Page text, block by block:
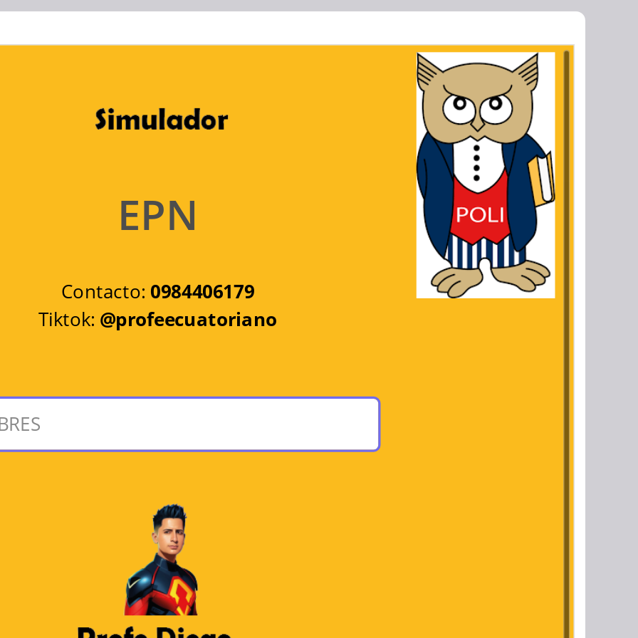
EPN
Contacto: 0984406179
Tiktok: @profeecuatoriano